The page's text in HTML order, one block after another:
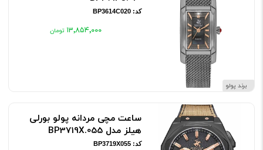
برند پولو
کد: BP3614C020
۱۳٬۸۵۴٬۰۰۰
ساعت مچی مردانه پولو بورلی
هیلز مدل BP3719X.055
کد: BP3719X055